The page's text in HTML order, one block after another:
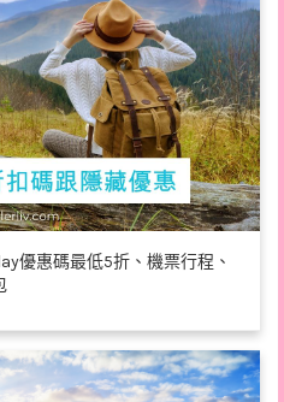
優惠碼最低5折、機票行程、